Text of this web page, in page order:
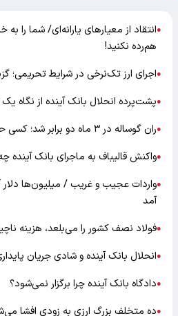
●انتقاد از معیارهای یارانه‌ای/ شما را به
هم‌رده نکنید!
●اجرای ارز تک‌نرخی در شرایط تحریمی؛
●پشت‌پرده انحلال بانک آینده از نگاه
●ران گوساله در ۳ ماه دو برابر شد؛ کسی حواسش هست؟
●واکنش قالیباف به ماجرای بانک آینده
●واردات عجیب و غریب / میلیون‌ها دلار
آمد
●فولاد نصف کشور را می‌بلعد، هزینه
●انحلال بانک آینده و شادی جریان
●دادگاه بانک آینده چرا برگزار نمی‌شود؟
●ده متخلف بزرگ ارزی به زودی افشا